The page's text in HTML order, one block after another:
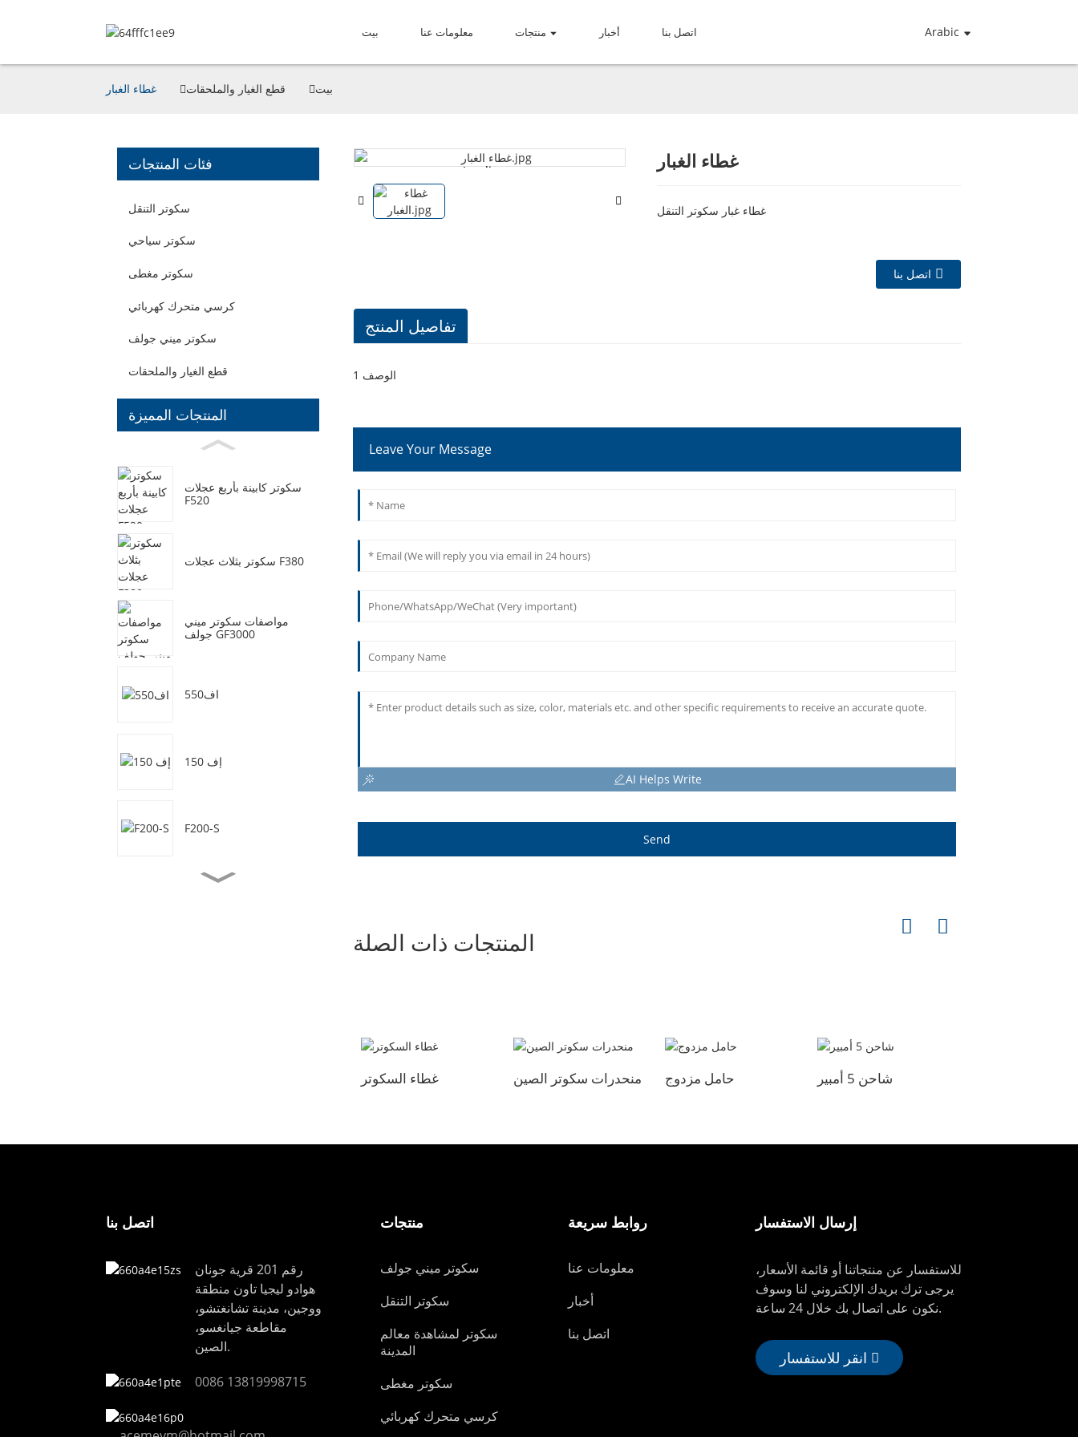
بيت معلومات عنا منتجات أخبار اتصل بنا Arabic
بيت قطع الغيار والملحقات غطاء الغبار
فئات المنتجات
سكوتر التنقل
سكوتر سياحي
سكوتر مغطى
كرسي متحرك كهربائي
سكوتر ميني جولف
قطع الغيار والملحقات
المنتجات المميزة
سكوتر كابينة بأربع عجلات
F520
سكوتر بثلاث عجلات F380
مواصفات سكوتر ميني
جولف GF3000
اف550
إف 150
F200-S
Loading...
Loading... غطاء الغبار
غطاء غبار سكوتر التنقل
اتصل بنا
تفاصيل المنتج
الوصف 1
Leave Your Message
AI Helps Write
Send
المنتجات ذات الصلة
غطاء السكوتر منحدرات سكوتر الصين حامل مزدوج شاحن 5 أمبير
اتصل بنا
رقم 201 قرية جونان
هوادو ليجيا تاون منطقة
ووجين، مدينة تشانغتشو،
مقاطعة جيانغسو،
الصين.
0086 13819998715
منتجات
سكوتر ميني جولف
سكوتر التنقل
سكوتر لمشاهدة معالم
المدينة
سكوتر مغطى
كرسي متحرك كهربائي
روابط سريعة
معلومات عنا
أخبار
اتصل بنا
إرسال الاستفسار
للاستفسار عن منتجاتنا أو قائمة الأسعار،
يرجى ترك بريدك الإلكتروني لنا وسوف
نكون على اتصال بك خلال 24 ساعة.
انقر للاستفسار